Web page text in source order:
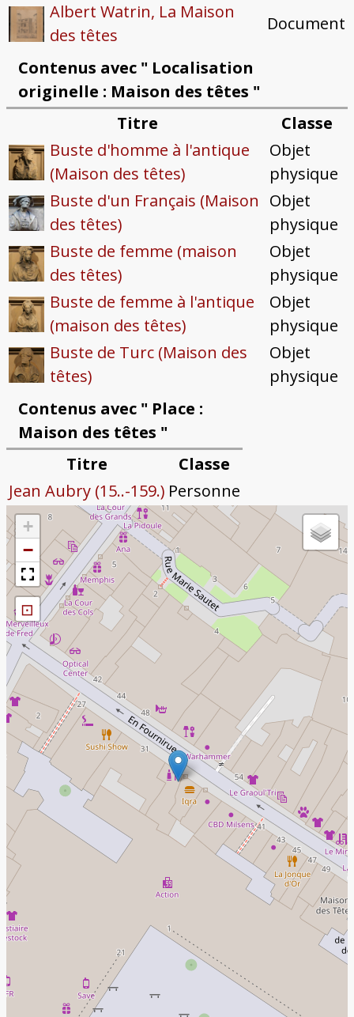
Albert Watrin, La Maison
des têtes
Document
Contenus avec " Localisation
originelle : Maison des têtes "
Titre
Classe
Buste d'homme à l'antique
(Maison des têtes)
Objet
physique
Buste d'un Français (Maison
des têtes)
Objet
physique
Buste de femme (maison
des têtes)
Objet
physique
Buste de femme à l'antique
(maison des têtes)
Objet
physique
Buste de Turc (Maison des
têtes)
Objet
physique
Contenus avec " Place :
Maison des têtes "
Titre
Classe
Jean Aubry (15..-159.) Personne
+
−
⊡